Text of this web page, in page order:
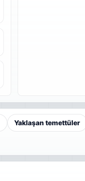
Yaklaşan temettüler